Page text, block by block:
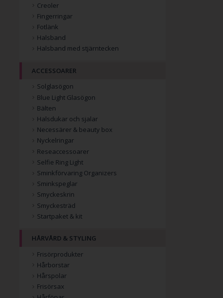
Creoler
Fingerringar
Fotlänk
Halsband
Halsband med stjärntecken
ACCESSOARER
Solglasögon
Blue Light Glasögon
Bälten
Halsdukar och sjalar
Necessärer & beauty box
Nyckelringar
Reseaccessoarer
Selfie Ring Light
Sminkförvaring Organizers
Sminkspeglar
Smyckeskrin
Smyckesträd
Startpaket & kit
HÅRVÅRD & STYLING
Frisörprodukter
Hårborstar
Hårspolar
Frisörsax